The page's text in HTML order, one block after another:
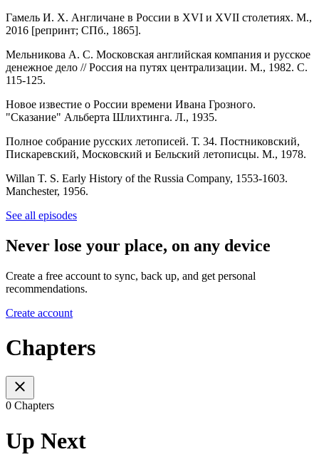
Гамель И. Х. Англичане в России в XVI и XVII столетиях. М.,
2016 [репринт; СПб., 1865].
Мельникова А. С. Московская английская компания и русское
денежное дело // Россия на путях централизации. М., 1982. С.
115-125.
Новое известие о России времени Ивана Грозного.
"Сказание" Альберта Шлихтинга. Л., 1935.
Полное собрание русских летописей. Т. 34. Постниковский,
Пискаревский, Московский и Бельский летописцы. М., 1978.
Willan T. S. Early History of the Russia Company, 1553-1603.
Manchester, 1956.
See all episodes
Never lose your place, on any device
Create a free account to sync, back up, and get personal
recommendations.
Create account
Chapters
0 Chapters
Up Next